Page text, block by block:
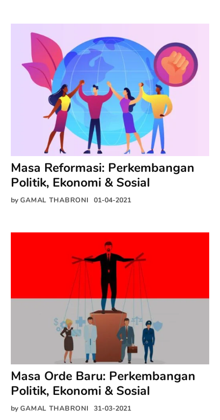
Masa Reformasi: Perkembangan
Politik, Ekonomi & Sosial
by GAMAL THABRONI 01-04-2021
Masa Orde Baru: Perkembangan
Politik, Ekonomi & Sosial
by GAMAL THABRONI 31-03-2021